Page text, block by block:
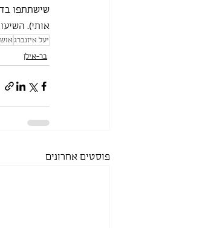
שישתתפו
אותי).
יעל איזנברג
בר-אילן
פוסטים אחרונים